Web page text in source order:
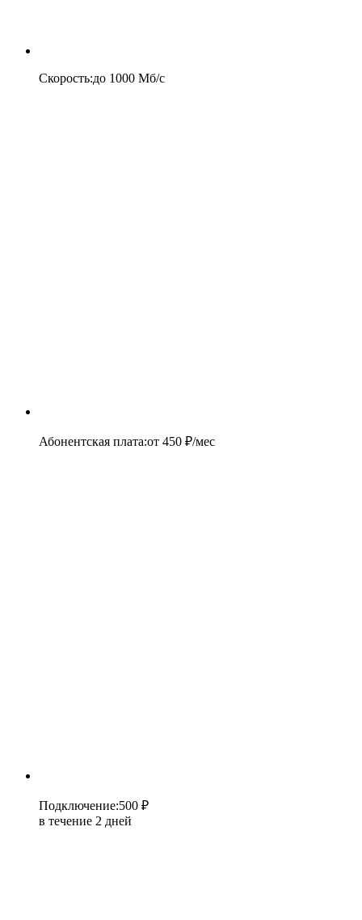
Скорость:до 1000 Мб/c
Абонентская плата:от 450 ₽/мес
Подключение:500 ₽
в течение 2 дней